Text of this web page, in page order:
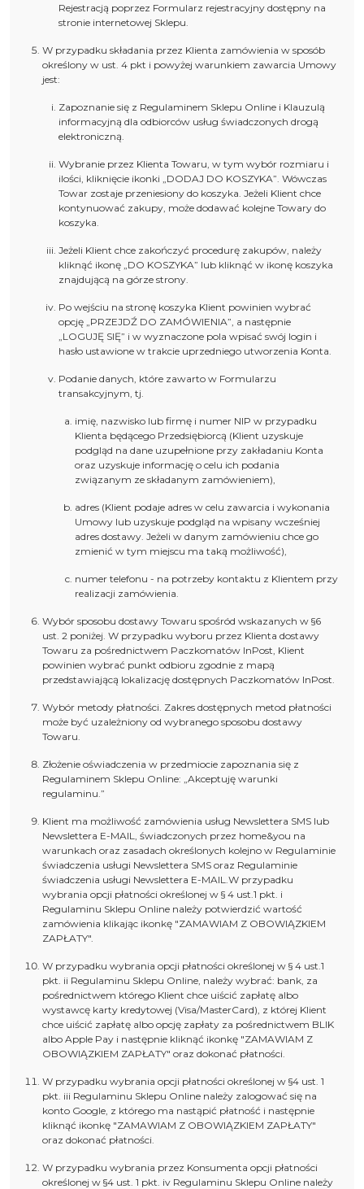
Rejestracją poprzez Formularz rejestracyjny dostępny na
stronie internetowej Sklepu.
W przypadku składania przez Klienta zamówienia w sposób
określony w ust. 4 pkt i powyżej warunkiem zawarcia Umowy
jest:
Zapoznanie się z Regulaminem Sklepu Online i Klauzulą
informacyjną dla odbiorców usług świadczonych drogą
elektroniczną.
Wybranie przez Klienta Towaru, w tym wybór rozmiaru i
ilości, kliknięcie ikonki „DODAJ DO KOSZYKA”. Wówczas
Towar zostaje przeniesiony do koszyka. Jeżeli Klient chce
kontynuować zakupy, może dodawać kolejne Towary do
koszyka.
Jeżeli Klient chce zakończyć procedurę zakupów, należy
kliknąć ikonę „DO KOSZYKA” lub kliknąć w ikonę koszyka
znajdującą na górze strony.
Po wejściu na stronę koszyka Klient powinien wybrać
opcję „PRZEJDŹ DO ZAMÓWIENIA”, a następnie
„LOGUJĘ SIĘ” i w wyznaczone pola wpisać swój login i
hasło ustawione w trakcie uprzedniego utworzenia Konta.
Podanie danych, które zawarto w Formularzu
transakcyjnym, tj.
imię, nazwisko lub firmę i numer NIP w przypadku
Klienta będącego Przedsiębiorcą (Klient uzyskuje
podgląd na dane uzupełnione przy zakładaniu Konta
oraz uzyskuje informację o celu ich podania
związanym ze składanym zamówieniem),
adres (Klient podaje adres w celu zawarcia i wykonania
Umowy lub uzyskuje podgląd na wpisany wcześniej
adres dostawy. Jeżeli w danym zamówieniu chce go
zmienić w tym miejscu ma taką możliwość),
numer telefonu - na potrzeby kontaktu z Klientem przy
realizacji zamówienia.
Wybór sposobu dostawy Towaru spośród wskazanych w §6
ust. 2 poniżej. W przypadku wyboru przez Klienta dostawy
Towaru za pośrednictwem Paczkomatów InPost, Klient
powinien wybrać punkt odbioru zgodnie z mapą
przedstawiającą lokalizację dostępnych Paczkomatów InPost.
Wybór metody płatności. Zakres dostępnych metod płatności
może być uzależniony od wybranego sposobu dostawy
Towaru.
Złożenie oświadczenia w przedmiocie zapoznania się z
Regulaminem Sklepu Online: „Akceptuję warunki
regulaminu.”
Klient ma możliwość zamówienia usług Newslettera SMS lub
Newslettera E-MAIL, świadczonych przez home&you na
warunkach oraz zasadach określonych kolejno w Regulaminie
świadczenia usługi Newslettera SMS oraz Regulaminie
świadczenia usługi Newslettera E-MAIL.W przypadku
wybrania opcji płatności określonej w § 4 ust.1 pkt. i
Regulaminu Sklepu Online należy potwierdzić wartość
zamówienia klikając ikonkę "ZAMAWIAM Z OBOWIĄZKIEM
ZAPŁATY".
W przypadku wybrania opcji płatności określonej w § 4 ust.1
pkt. ii Regulaminu Sklepu Online, należy wybrać: bank, za
pośrednictwem którego Klient chce uiścić zapłatę albo
wystawcę karty kredytowej (Visa/MasterCard), z której Klient
chce uiścić zapłatę albo opcję zapłaty za pośrednictwem BLIK
albo Apple Pay i następnie kliknąć ikonkę "ZAMAWIAM Z
OBOWIĄZKIEM ZAPŁATY" oraz dokonać płatności.
W przypadku wybrania opcji płatności określonej w §4 ust. 1
pkt. iii Regulaminu Sklepu Online należy zalogować się na
konto Google, z którego ma nastąpić płatność i następnie
kliknąć ikonkę "ZAMAWIAM Z OBOWIĄZKIEM ZAPŁATY"
oraz dokonać płatności.
W przypadku wybrania przez Konsumenta opcji płatności
określonej w §4 ust. 1 pkt. iv Regulaminu Sklepu Online należy